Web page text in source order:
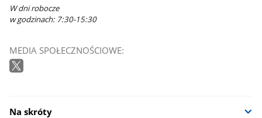
W dni robocze
w godzinach: 7:30-15:30
MEDIA SPOŁECZNOŚCIOWE:
Na skróty